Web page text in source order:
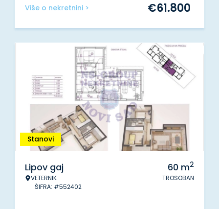
Više o nekretnini > €61.800
Stanovi
Lipov gaj
VETERNIK
ŠIFRA: #552402
60 m2
TROSOBAN